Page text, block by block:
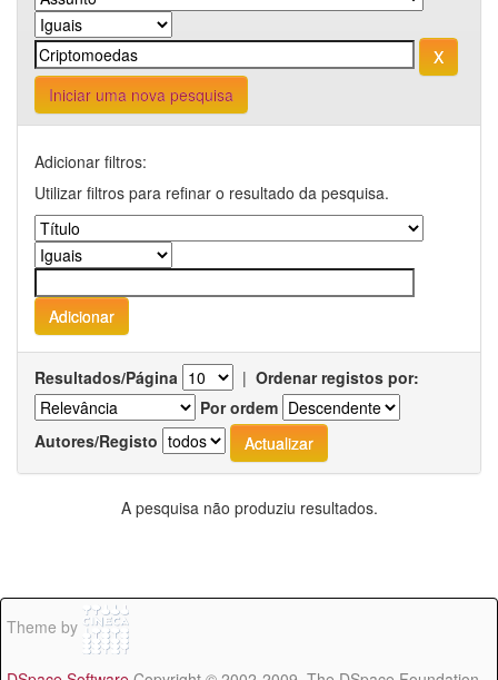
Iniciar uma nova pesquisa
Adicionar filtros:
Utilizar filtros para refinar o resultado da pesquisa.
Resultados/Página | Ordenar registos por:
Por ordem
Autores/Registo
A pesquisa não produziu resultados.
Theme by